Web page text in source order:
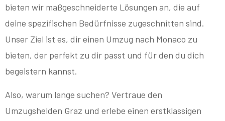
bieten wir maßgeschneiderte Lösungen an, die auf
deine spezifischen Bedürfnisse zugeschnitten sind.
Unser Ziel ist es, dir einen Umzug nach Monaco zu
bieten, der perfekt zu dir passt und für den du dich
begeistern kannst.
Also, warum lange suchen? Vertraue den
Umzugshelden Graz und erlebe einen erstklassigen